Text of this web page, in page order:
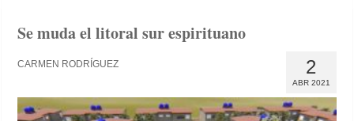
Se muda el litoral sur espirituano
2
ABR 2021
CARMEN RODRÍGUEZ